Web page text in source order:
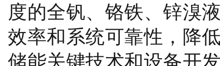
度的全钒、铬铁、锌溴
效率和系统可靠性，降
储能关键技术和设备开